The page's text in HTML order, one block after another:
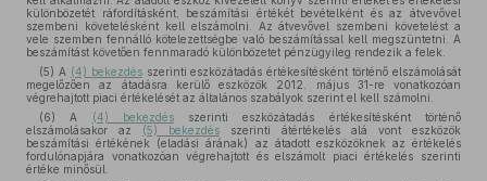
különbözetét ráfordításként, beszámítási értékét bevételként és az átvevővel
szembeni követelésként kell elszámolni. Az átvevővel szembeni követelést a
vele szemben fennálló kötelezettségbe való beszámítással kell megszüntetni. A
beszámítást követően fennmaradó különbözetet pénzügyileg rendezik a felek.
(5) A (4) bekezdésszerinti eszközátadás értékesítésként történő elszámolását
megelőzően az átadásra kerülő eszközök 2012. május 31-re vonatkozóan
végrehajtott piaci értékelését az általános szabályok szerint el kell számolni.
(6) A
(4) bekezdésszerinti eszközátadás értékesítésként történő
elszámolásakor az (5) bekezdés szerinti átértékelés alá vont eszközök
beszámítási értékének (eladási árának) az átadott eszközöknek az értékelés
fordulónapjára vonatkozóan végrehajtott és elszámolt piaci értékelés szerinti
értéke minősül.